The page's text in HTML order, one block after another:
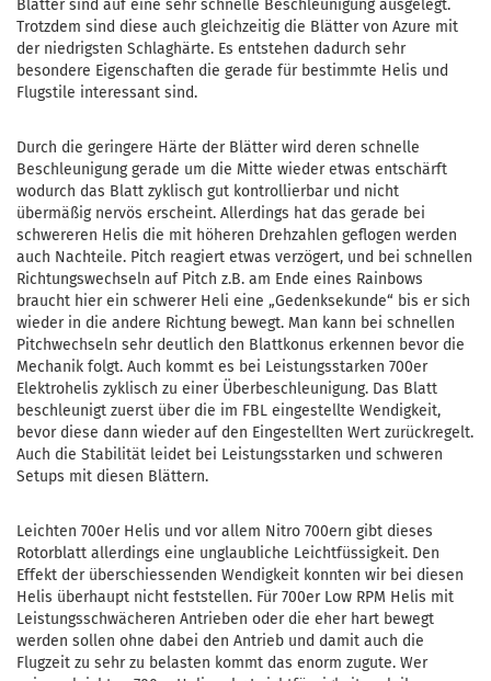
Blätter sind auf eine sehr schnelle Beschleunigung ausgelegt.
Trotzdem sind diese auch gleichzeitig die Blätter von Azure mit
der niedrigsten Schlaghärte. Es entstehen dadurch sehr
besondere Eigenschaften die gerade für bestimmte Helis und
Flugstile interessant sind.
Durch die geringere Härte der Blätter wird deren schnelle
Beschleunigung gerade um die Mitte wieder etwas entschärft
wodurch das Blatt zyklisch gut kontrollierbar und nicht
übermäßig nervös erscheint. Allerdings hat das gerade bei
schwereren Helis die mit höheren Drehzahlen geflogen werden
auch Nachteile. Pitch reagiert etwas verzögert, und bei schnellen
Richtungswechseln auf Pitch z.B. am Ende eines Rainbows
braucht hier ein schwerer Heli eine „Gedenksekunde“ bis er sich
wieder in die andere Richtung bewegt. Man kann bei schnellen
Pitchwechseln sehr deutlich den Blattkonus erkennen bevor die
Mechanik folgt. Auch kommt es bei Leistungsstarken 700er
Elektrohelis zyklisch zu einer Überbeschleunigung. Das Blatt
beschleunigt zuerst über die im FBL eingestellte Wendigkeit,
bevor diese dann wieder auf den Eingestellten Wert zurückregelt.
Auch die Stabilität leidet bei Leistungsstarken und schweren
Setups mit diesen Blättern.
Leichten 700er Helis und vor allem Nitro 700ern gibt dieses
Rotorblatt allerdings eine unglaubliche Leichtfüssigkeit. Den
Effekt der überschiessenden Wendigkeit konnten wir bei diesen
Helis überhaupt nicht feststellen. Für 700er Low RPM Helis mit
Leistungsschwächeren Antrieben oder die eher hart bewegt
werden sollen ohne dabei den Antrieb und damit auch die
Flugzeit zu sehr zu belasten kommt das enorm zugute. Wer